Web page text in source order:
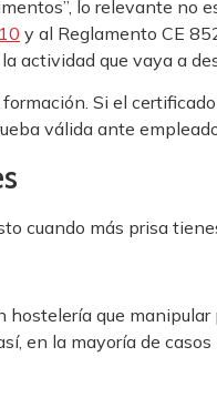
lo relevante no
y al Reglamento CE
actividad que vaya a
Si el
válida ante
cuando más prisa
que manipular
en la mayoría de